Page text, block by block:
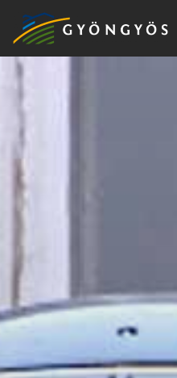
A
KIEMELT
LÁTVÁNYOSSÁGOK
GYÖNGYÖS